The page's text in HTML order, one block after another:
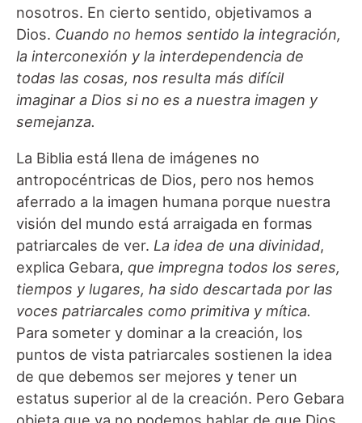
nosotros. En cierto sentido, objetivamos a
Dios. Cuando no hemos sentido la integración,
la interconexión y la interdependencia de
todas las cosas, nos resulta más difícil
imaginar a Dios si no es a nuestra imagen y
semejanza.
La Biblia está llena de imágenes no
antropocéntricas de Dios, pero nos hemos
aferrado a la imagen humana porque nuestra
visión del mundo está arraigada en formas
patriarcales de ver. La idea de una divinidad,
explica Gebara, que impregna todos los seres,
tiempos y lugares, ha sido descartada por las
voces patriarcales como primitiva y mítica.
Para someter y dominar a la creación, los
puntos de vista patriarcales sostienen la idea
de que debemos ser mejores y tener un
estatus superior al de la creación. Pero Gebara